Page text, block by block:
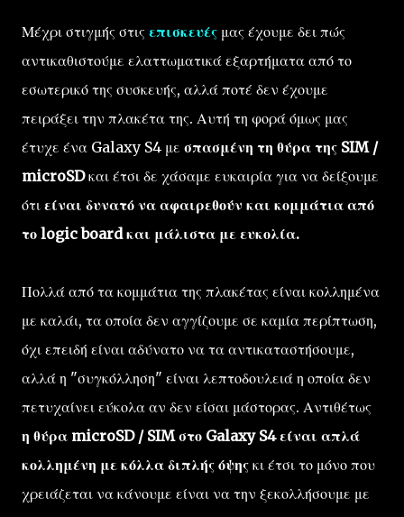
Μέχρι στιγμής στις επισκευές μας έχουμε δει πώς
αντικαθιστούμε ελαττωματικά εξαρτήματα από το
εσωτερικό της συσκευής, αλλά ποτέ δεν έχουμε
πειράξει την πλακέτα της. Αυτή τη φορά όμως μας
έτυχε ένα Galaxy S4 με σπασμένη τη θύρα της SIM /
microSDκαι έτσι δε χάσαμε ευκαιρία για να δείξουμε
ότι είναι δυνατό να αφαιρεθούν και κομμάτια από
το logic board και μάλιστα με ευκολία.
Πολλά από τα κομμάτια της πλακέτας είναι κολλημένα
με καλάι, τα οποία δεν αγγίζουμε σε καμία περίπτωση,
όχι επειδή είναι αδύνατο να τα αντικαταστήσουμε,
αλλά η "συγκόλληση" είναι λεπτοδουλειά η οποία δεν
πετυχαίνει εύκολα αν δεν είσαι μάστορας. Αντιθέτως
η θύρα microSD / SIM στο Galaxy S4 είναι απλά
κολλημένη με κόλλα διπλής όψης κι έτσι το μόνο που
χρειάζεται να κάνουμε είναι να την ξεκολλήσουμε με